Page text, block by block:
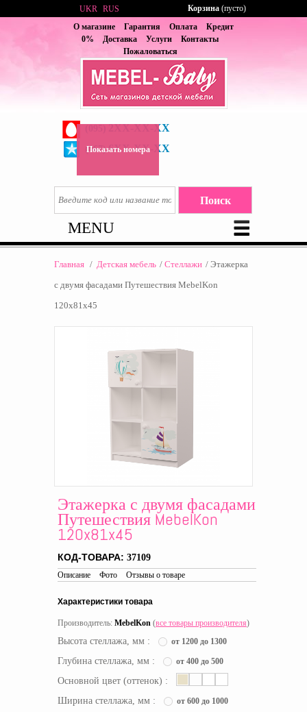
О магазине Гарантия Оплата
Кредит
0%
Доставка Услуги
Контакты
Пожаловаться
2XX-XX-XX
(067) 6XX-XX-XX
Показать номера
UKR RUS Корзина (пусто)
MENU
Главная / Детская мебель / Стеллажи / Этажерка
с двумя фасадами Путешествия MebelKon
120x81x45
Этажерка с двумя фасадами
Путешествия MebelKon
120x81x45
КОД-ТОВАРА: 37109
Описание Фото Отзывы о товаре
Характеристики товара
Производитель: MebelKon (все товары производителя)
Высота стеллажа, мм : от 1200 до 1300
Глубина стеллажа, мм : от 400 до 500
Основной цвет (оттенок) :
Ширина стеллажа, мм :
от 600 до 1000